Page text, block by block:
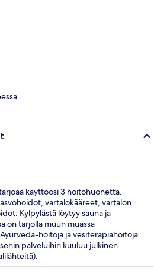
käyttöösi 3 hoitohuonetta.
vartalokääreet, vartalon
Kylpylästä löytyy sauna ja
on tarjolla muun muassa
hoitoja ja vesiterapiahoitoja.
palveluihin kuuluu julkinen